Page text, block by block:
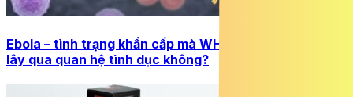
Ebola – tình trạng khẩn cấp mà WHO vừa công bố có
lây qua quan hệ tình dục không?